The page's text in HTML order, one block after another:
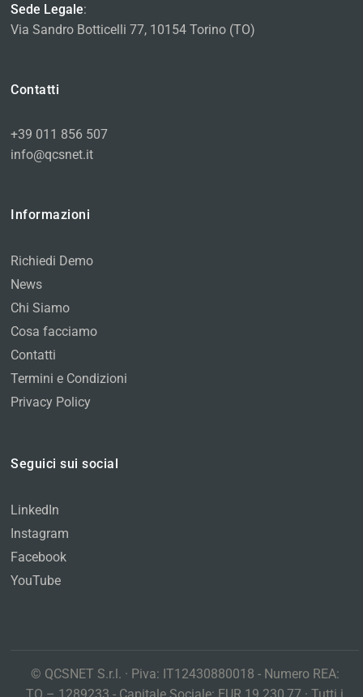
Sede Legale:
Via Sandro Botticelli 77, 10154 Torino (TO)
Contatti
+39 011 856 507
info@qcsnet.it
Informazioni
Richiedi Demo
News
Chi Siamo
Cosa facciamo
Contatti
Termini e Condizioni
Privacy Policy
Seguici sui social
LinkedIn
Instagram
Facebook
YouTube
© QCSNET S.r.l. · Piva: IT12430880018 - Numero REA: